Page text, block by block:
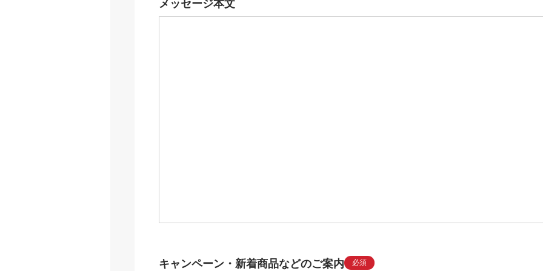
メッセージ本文
キャンペーン・新着商品などのご案内 必須